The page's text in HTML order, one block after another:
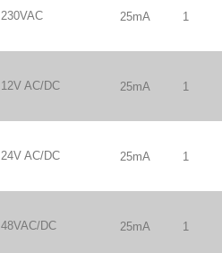
230VAC 25mA 1
12V AC/DC 25mA 1
24V AC/DC 25mA 1
48VAC/DC 25mA 1